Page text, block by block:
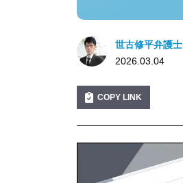
世古修平弁護士
2026.03.04
COPY LINK